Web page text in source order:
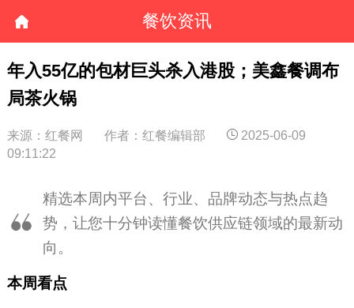
餐饮资讯
年入55亿的包材巨头杀入港股；美鑫餐调布
局茶火锅
来源：红餐网 作者：红餐编辑部
2025-06-09
09:11:22
精选本周内平台、行业、品牌动态与热点趋
势，让您十分钟读懂餐饮供应链领域的最新动
向。
本周看点